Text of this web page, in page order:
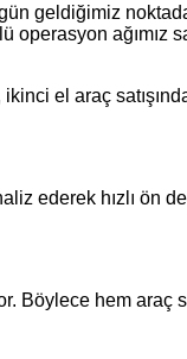
geldiğimiz
operasyon ağımız
el araç
ederek hızlı ön
Böylece hem araç